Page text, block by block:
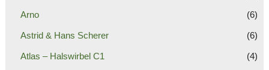
Arno (6)
Astrid & Hans Scherer (6)
Atlas – Halswirbel C1 (4)